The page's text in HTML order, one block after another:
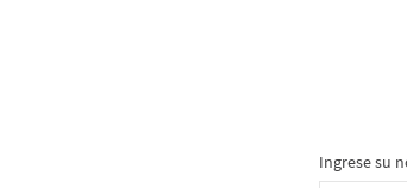
Ingrese su